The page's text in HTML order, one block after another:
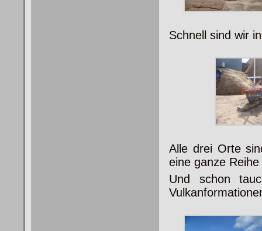
Schnell sind wir
Alle drei Orte
eine ganze
Und schon